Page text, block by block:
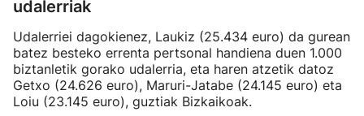
udalerriak
Udalerriei dagokienez, Laukiz (25.434 euro) da gurean
batez besteko errenta pertsonal handiena duen 1.000
biztanletik gorako udalerria, eta haren atzetik datoz
Getxo (24.626 euro), Maruri-Jatabe (24.145 euro) eta
Loiu (23.145 euro), guztiak Bizkaikoak.